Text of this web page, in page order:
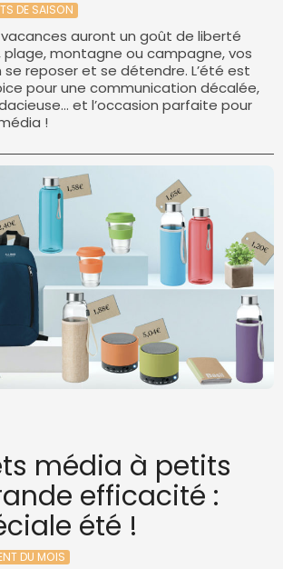
DE SAISON
auront un goût de liberté
plage, montagne ou campagne, vos
reposer et se détendre. L’été est
pour une communication décalée,
et l’occasion parfaite pour
!
média à petits
efficacité :
été !
DU MOIS